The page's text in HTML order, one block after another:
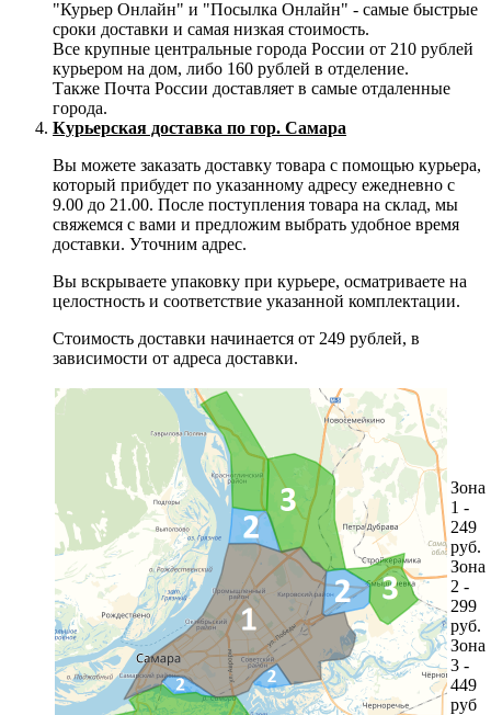
"Курьер Онлайн" и "Посылка Онлайн" - самые быстрые
сроки доставки и самая низкая стоимость.
Все крупные центральные города России от 210 рублей
курьером на дом, либо 160 рублей в отделение.
Также Почта России доставляет в самые отдаленные
города.
Курьерская доставка по гор. Самара
Вы можете заказать доставку товара с помощью курьера,
который прибудет по указанному адресу ежедневно с
9.00 до 21.00. После поступления товара на склад, мы
свяжемся с вами и предложим выбрать удобное время
доставки. Уточним адрес.
Вы вскрываете упаковку при курьере, осматриваете на
целостность и соответствие указанной комплектации.
Стоимость доставки начинается от 249 рублей, в
зависимости от адреса доставки.
Зона
1 -
249
руб.
Зона
2 -
299
руб.
Зона
3 -
449
руб